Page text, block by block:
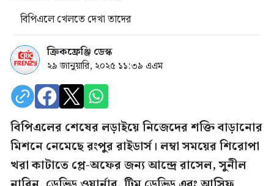
বিপিএলে খেলতে দেখা তাদের
ক্রিকফ্রেঞ্জি ডেস্ক
২৯ জানুয়ারি, ২০২৫ ১১:৩৯ এএম
বিপিএলের শেষের লড়াইয়ে নিজেদের শক্তি বাড়ানোর
মিশনে নেমেছে রংপুর রাইডার্স। লম্বা সময়ের শিরোপা
খরা কাটাতে প্লে-অফের জন্য আন্দ্রে রাসেল, সুনীল